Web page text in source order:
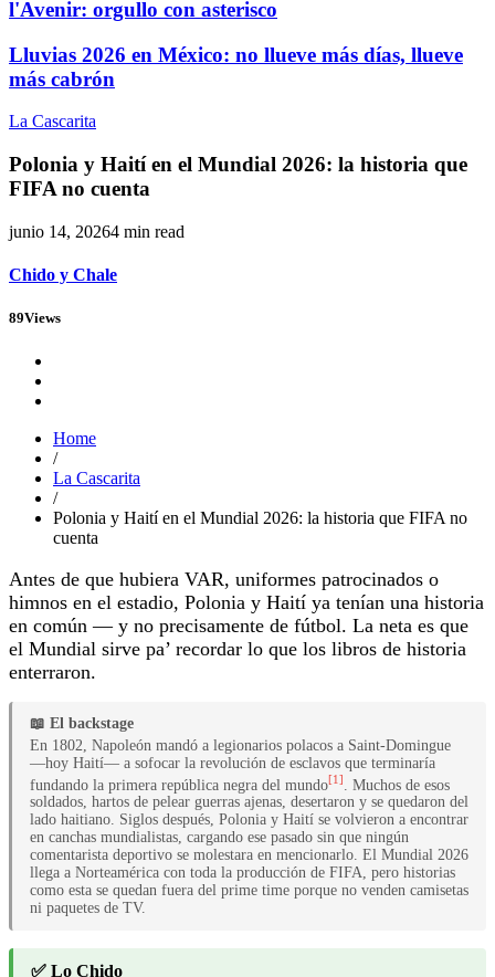
l'Avenir: orgullo con asterisco
Lluvias 2026 en México: no llueve más días, llueve
más cabrón
La Cascarita
Polonia y Haití en el Mundial 2026: la historia que
FIFA no cuenta
junio 14, 20264 min read
Chido y Chale
89Views
Home
/
La Cascarita
/
Polonia y Haití en el Mundial 2026: la historia que FIFA no
cuenta
Antes de que hubiera VAR, uniformes patrocinados o
himnos en el estadio, Polonia y Haití ya tenían una historia
en común — y no precisamente de fútbol. La neta es que
el Mundial sirve pa’ recordar lo que los libros de historia
enterraron.
📖 El backstage
En 1802, Napoleón mandó a legionarios polacos a Saint-Domingue
—hoy Haití— a sofocar la revolución de esclavos que terminaría
fundando la primera república negra del mundo[1]
. Muchos de esos
soldados, hartos de pelear guerras ajenas, desertaron y se quedaron del
lado haitiano. Siglos después, Polonia y Haití se volvieron a encontrar
en canchas mundialistas, cargando ese pasado sin que ningún
comentarista deportivo se molestara en mencionarlo. El Mundial 2026
llega a Norteamérica con toda la producción de FIFA, pero historias
como esta se quedan fuera del prime time porque no venden camisetas
ni paquetes de TV.
✅ Lo Chido